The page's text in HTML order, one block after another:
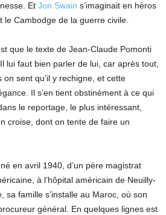
Et Jon Swain s’imaginait en héros
le Cambodge de la guerre civile.
que le texte de Jean-Claude Pomonti
lui faut bien parler de lui, car après tout,
on sent qu’il y rechigne, et cette
Il s’en tient obstinément à ce qui
le reportage, le plus intéressant,
croise, dont on tente de faire un
en avril 1940, d’un père magistrat
à l’hôpital américain de Neuilly-
sa famille s’installe au Maroc, où son
général. En quelques lignes est